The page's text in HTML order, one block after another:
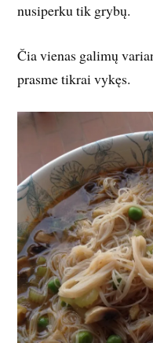
nusiperku tik grybų.
Čia vienas galimų
prasme tikrai vykęs.